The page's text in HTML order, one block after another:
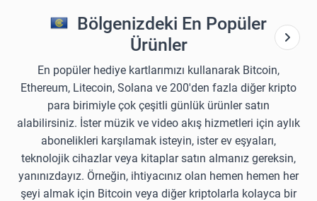
Bölgenizdeki En Popüler
Ürünler
En popüler hediye kartlarımızı kullanarak Bitcoin,
Ethereum, Litecoin, Solana ve 200'den fazla diğer kripto
para birimiyle çok çeşitli günlük ürünler satın
alabilirsiniz. İster müzik ve video akış hizmetleri için aylık
abonelikleri karşılamak isteyin, ister ev eşyaları,
teknolojik cihazlar veya kitaplar satın almanız gereksin,
yanınızdayız. Örneğin, ihtiyacınız olan hemen hemen her
şeyi almak için Bitcoin veya diğer kriptolarla kolayca bir